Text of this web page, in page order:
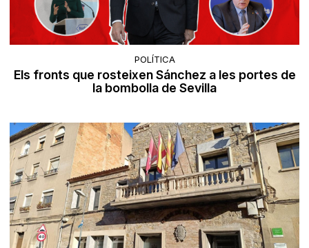
POLÍTICA
Els fronts que rosteixen Sánchez a les portes de
la bombolla de Sevilla